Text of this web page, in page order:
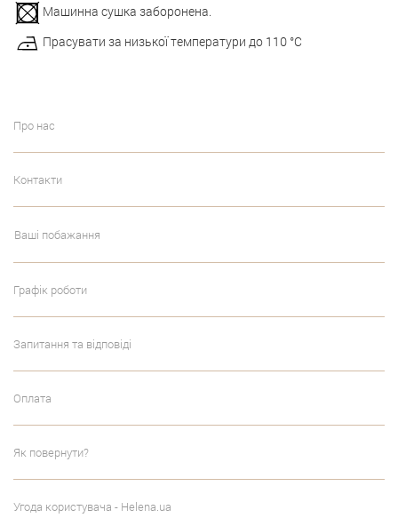
Машинна сушка заборонена.
Прасувати за низької температури до 110 °С
Про нас
Контакти
Ваші побажання
Графік роботи
Запитання та відповіді
Оплата
Як повернути?
Угода користувача - Helena.ua